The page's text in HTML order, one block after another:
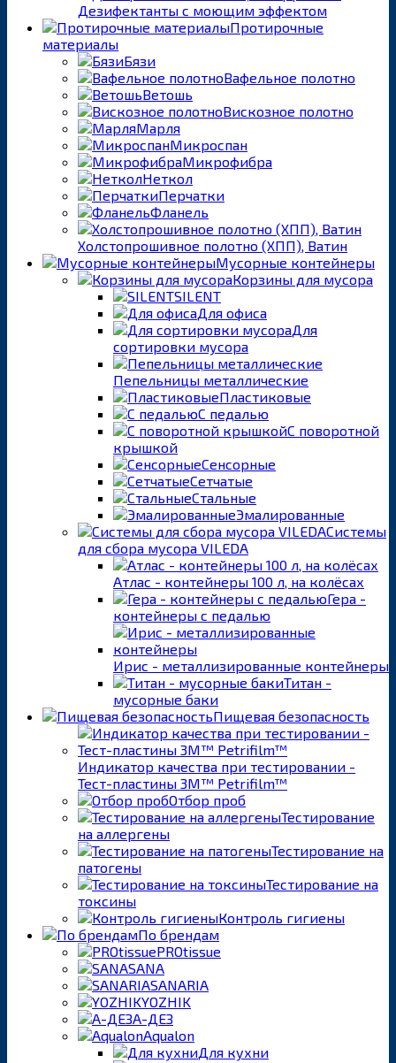
Дезифектанты с моющим эффектом
Протирочные
материалы
Бязи
Вафельное полотно
Ветошь
Вискозное полотно
Марля
Микроспан
Микрофибра
Неткол
Перчатки
Фланель
Холстопрошивное полотно (ХПП), Ватин
Мусорные контейнеры
Корзины для мусора
SILENT
Для офиса
Для
сортировки мусора
Пепельницы металлические
Пластиковые
С педалью
С поворотной
крышкой
Сенсорные
Сетчатые
Стальные
Эмалированные
Системы
для сбора мусора VILEDA
Атлас - контейнеры 100 л, на колёсах
Гера -
контейнеры с педалью
Ирис - металлизированные контейнеры
Титан -
мусорные баки
Пищевая безопасность
Индикатор качества при тестировании -
Тест-пластины 3M™ Petrifilm™
Отбор проб
Тестирование
на аллергены
Тестирование на
патогены
Тестирование на
токсины
Контроль гигиены
По брендам
PROtissue
SANA
SANARIA
YOZHIK
А-ДЕЗ
Aqualon
Для кухни